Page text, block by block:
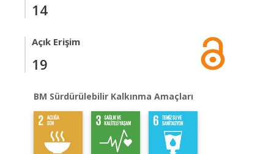
14
Açık Erişim
19
BM Sürdürülebilir Kalkınma Amaçları